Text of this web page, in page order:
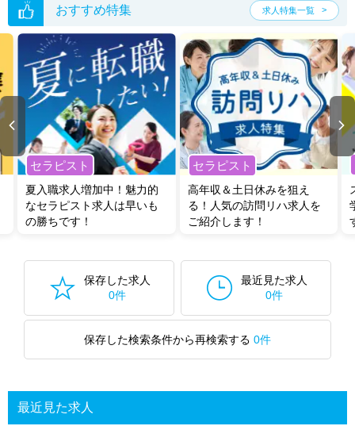
い。
おすすめ特集 求人特集一覧
セラピスト
夏入職求人増加中！魅力的
なセラピスト求人は早いも
の勝ちです！
セラピスト
高年収＆土日休みを狙え
る！人気の訪問リハ求人を
ご紹介します！
保存した求人
0件
最近見た求人
0件
保存した検索条件から再検索する 0件
最近見た求人